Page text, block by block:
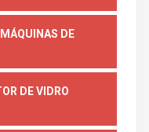
DE
DE VIDRO